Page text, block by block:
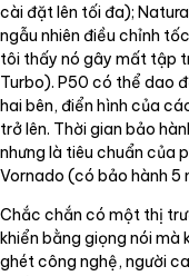
cài đặt lên tối đa);
ngẫu nhiên điều chỉnh
tôi thấy nó gây mất tập
Turbo). P50 có thể dao
hai bên, điển hình của
trở lên. Thời gian bảo
nhưng là tiêu chuẩn của
Vornado (có bảo hành 5
Chắc chắn có một thị
khiển bằng giọng nói mà
ghét công nghệ, người